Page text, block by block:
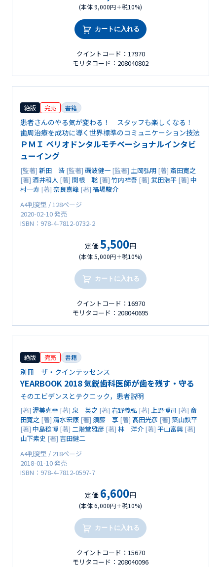
(本体 9,000円＋税10%)
カートに入れる
クイントコード：17970
モリタコード：208040802
絶版 完売 書籍
患者さんのやる気が変わる！ スタッフも楽しくなる！
歯周治療を成功に導く世界標準のコミュニケーション技法
ＰＭＩ ペリオドンタルモチベーショナルインタビ
ューイング
[監著] 新田 浩 [監著] 礪波健一 [監著] 土岡弘明 [著] 斎田寛之
[著] 酒井和人 [著] 関根 聡 [著] 竹内祥吾 [著] 武田浩平 [著] 中
村一寿 [著] 奈良嘉峰 [著] 福場駿介
A4判変型 / 128ページ
2020-02-10 発売
ISBN：978-4-7812-0732-2
定価 5,500円
(本体 5,000円＋税10%)
カートに入れる
クイントコード：16970
モリタコード：208040695
絶版 完売 書籍
別冊 ザ・クインテッセンス
YEARBOOK 2018 気鋭歯科医師が歯を残す・守る
そのエビデンスとテクニック，患者説明
[著] 渥美克幸 [著] 泉 英之 [著] 岩野義弘 [著] 上野博司 [著] 斎
田寛之 [著] 清水宏康 [著] 須藤 享 [著] 髙田光彦 [著] 築山鉄平
[著] 中島稔博 [著] 二階堂雅彦 [著] 林 洋介 [著] 平山富興 [著]
山下素史 [著] 吉田健二
A4判変型 / 218ページ
2018-01-10 発売
ISBN：978-4-7812-0597-7
定価 6,600円
(本体 6,000円＋税10%)
カートに入れる
クイントコード：15670
モリタコード：208040096